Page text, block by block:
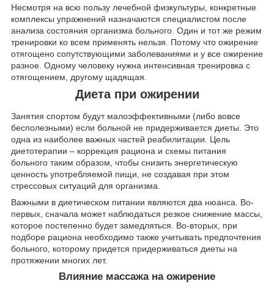
Несмотря на всю пользу лечебной физкультуры, конкретные
комплексы упражнений назначаются специалистом после
анализа состояния организма больного. Один и тот же режим
тренировки ко всем применять нельзя. Потому что ожирение
отягощено сопутствующими заболеваниями и у все ожирение
разное. Одному человеку нужна интенсивная тренировка с
отягощением, другому щадящая.
Диета при ожирении
Занятия спортом будут малоэффективными (либо вовсе
бесполезными) если больной не придерживается диеты. Это
одна из наиболее важных частей реабилитации. Цель
диетотерапии – коррекция рациона и схемы питания
больного таким образом, чтобы снизить энергетическую
ценность употребляемой пищи, не создавая при этом
стрессовых ситуаций для организма.
Важными в диетическом питании являются два нюанса. Во-
первых, сначала может наблюдаться резкое снижение массы,
которое постепенно будет замедляться. Во-вторых, при
подборе рациона необходимо также учитывать предпочтения
больного, которому придется придерживаться диеты на
протяжении многих лет.
Влияние массажа на ожирение